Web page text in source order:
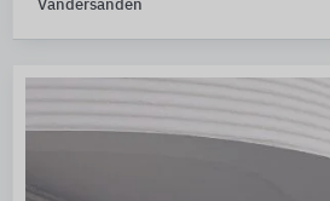
Vandersanden